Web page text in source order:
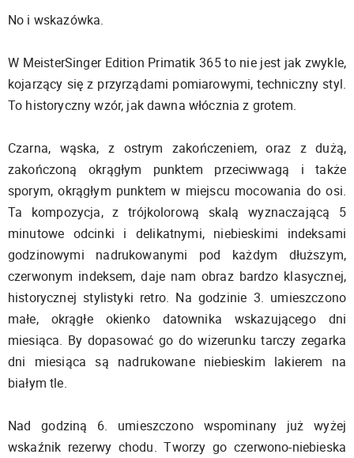
No i wskazówka.
W MeisterSinger Edition Primatik 365 to nie jest jak zwykle,
kojarzący się z przyrządami pomiarowymi, techniczny styl.
To historyczny wzór, jak dawna włócznia z grotem.
Czarna, wąska, z ostrym zakończeniem, oraz z dużą,
zakończoną okrągłym punktem przeciwwagą i także
sporym, okrągłym punktem w miejscu mocowania do osi.
Ta kompozycja, z trójkolorową skalą wyznaczającą 5
minutowe odcinki i delikatnymi, niebieskimi indeksami
godzinowymi nadrukowanymi pod każdym dłuższym,
czerwonym indeksem, daje nam obraz bardzo klasycznej,
historycznej stylistyki retro. Na godzinie 3. umieszczono
małe, okrągłe okienko datownika wskazującego dni
miesiąca. By dopasować go do wizerunku tarczy zegarka
dni miesiąca są nadrukowane niebieskim lakierem na
białym tle.
Nad godziną 6. umieszczono wspominany już wyżej
wskaźnik rezerwy chodu. Tworzy go czerwono-niebieska